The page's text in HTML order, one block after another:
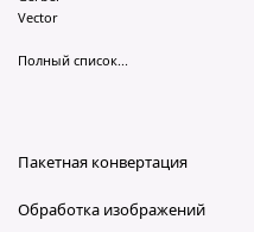
Vector
Полный список...
Пакетная конвертация
Обработка изображений